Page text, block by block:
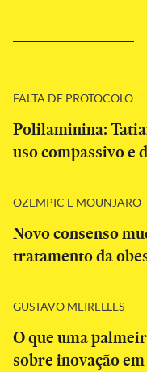
FALTA DE PROTOCOLO
Polilaminina:
uso compassivo e
OZEMPIC E MOUNJARO
Novo consenso
tratamento da
GUSTAVO MEIRELLES
O que uma
sobre inovação